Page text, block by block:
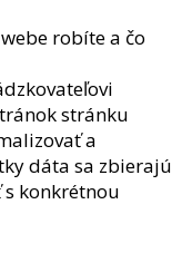
robíte a čo
stránku
a
dáta sa zbierajú
konkrétnou